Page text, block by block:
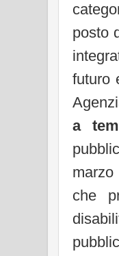
posto
futuro
a
che